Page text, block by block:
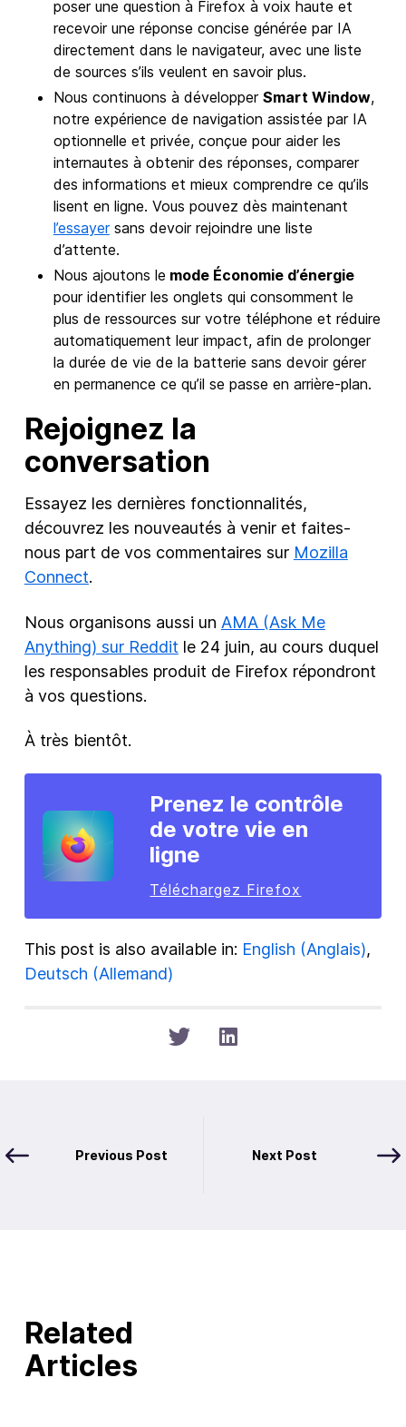
poser une question à Firefox à voix haute et
recevoir une réponse concise générée par IA
directement dans le navigateur, avec une liste
de sources s’ils veulent en savoir plus.
Nous continuons à développer Smart Window,
notre expérience de navigation assistée par IA
optionnelle et privée, conçue pour aider les
internautes à obtenir des réponses, comparer
des informations et mieux comprendre ce qu’ils
lisent en ligne. Vous pouvez dès maintenant
l’essayersans devoir rejoindre une liste
d’attente.
Nous ajoutons le mode Économie d’énergie
pour identifier les onglets qui consomment le
plus de ressources sur votre téléphone et réduire
automatiquement leur impact, afin de prolonger
la durée de vie de la batterie sans devoir gérer
en permanence ce qu’il se passe en arrière-plan.
Rejoignez la
conversation
Essayez les dernières fonctionnalités,
découvrez les nouveautés à venir et faites-
nous part de vos commentaires sur Mozilla
Connect.
Nous organisons aussi un AMA (Ask Me
Anything) sur Reddit le 24 juin, au cours duquel
les responsables produit de Firefox répondront
à vos questions.
À très bientôt.
Prenez le contrôle
de votre vie en
ligne
Téléchargez Firefox
This post is also available in: English (Anglais)
Deutsch (Allemand)
Previous Post Next Post
Related
Articles